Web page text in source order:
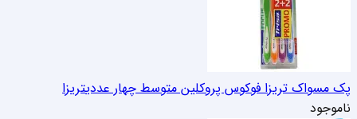
پک مسواک تریزا فوکوس پروکلين متوسط چهار عددیتریزا
ناموجود